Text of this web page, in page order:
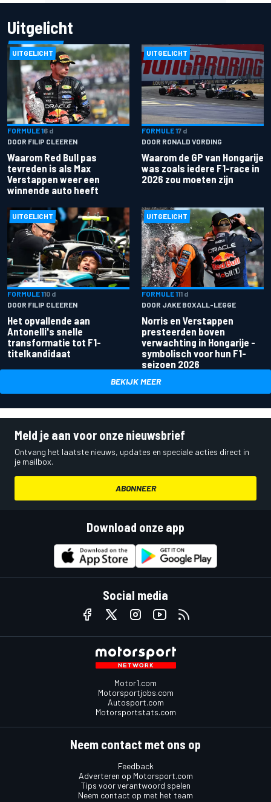
Uitgelicht
UITGELICHT
FORMULE 16 d
DOOR FILIP CLEEREN
Waarom Red Bull pas
tevreden is als Max
Verstappen weer een
winnende auto heeft
UITGELICHT
FORMULE 17 d
DOOR RONALD VORDING
Waarom de GP van Hongarije
was zoals iedere F1-race in
2026 zou moeten zijn
UITGELICHT
FORMULE 110 d
DOOR FILIP CLEEREN
Het opvallende aan
Antonelli's snelle
transformatie tot F1-
titelkandidaat
UITGELICHT
FORMULE 111 d
DOOR JAKE BOXALL-LEGGE
Norris en Verstappen
presteerden boven
verwachting in Hongarije -
symbolisch voor hun F1-
seizoen 2026
BEKIJK MEER
Meld je aan voor onze nieuwsbrief
Ontvang het laatste nieuws, updates en speciale acties direct in
je mailbox.
ABONNEER
Download onze app
Social media
Motor1.com
Motorsportjobs.com
Autosport.com
Motorsportstats.com
Neem contact met ons op
Feedback
Adverteren op Motorsport.com
Tips voor verantwoord spelen
Neem contact op met het team